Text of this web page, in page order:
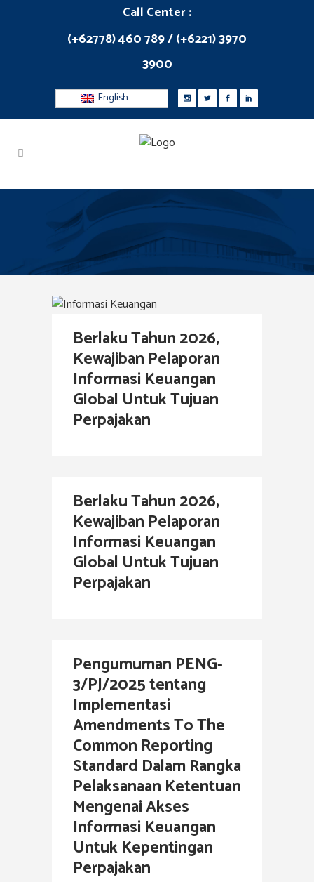
Call Center :
(+62778) 460 789 / (+6221) 3970
3900
English
Berlaku Tahun 2026,
Kewajiban Pelaporan
Informasi Keuangan
Global Untuk Tujuan
Perpajakan
Berlaku Tahun 2026,
Kewajiban Pelaporan
Informasi Keuangan
Global Untuk Tujuan
Perpajakan
Pengumuman PENG-
3/PJ/2025 tentang
Implementasi
Amendments To The
Common Reporting
Standard Dalam Rangka
Pelaksanaan Ketentuan
Mengenai Akses
Informasi Keuangan
Untuk Kepentingan
Perpajakan